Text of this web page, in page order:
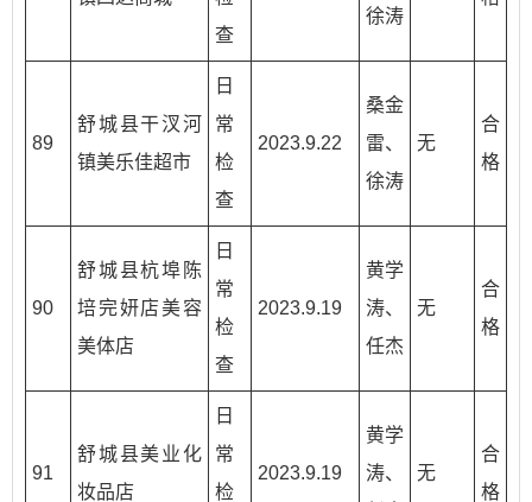
查
徐涛
89
舒城县干汊河
镇美乐佳超市
日
常
检
查
2023.9.22
桑金
雷、
徐涛
无
合
格
90
舒城县杭埠陈
培完妍店美容
美体店
日
常
检
查
2023.9.19
黄学
涛、
任杰
无
合
格
91
舒城县美业化
妆品店
日
常
检
2023.9.19
黄学
涛、
无
合
格